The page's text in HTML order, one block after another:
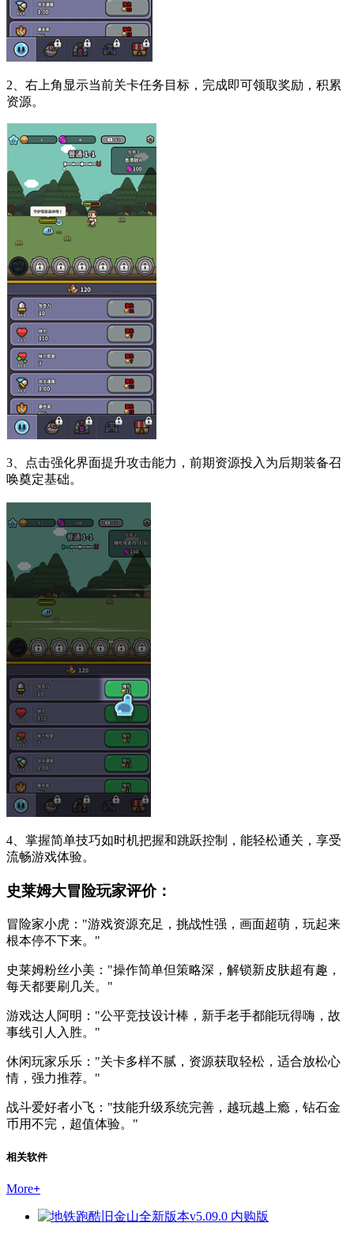
2、右上角显示当前关卡任务目标，完成即可领取奖励，积累
资源。
3、点击强化界面提升攻击能力，前期资源投入为后期装备召
唤奠定基础。
4、掌握简单技巧如时机把握和跳跃控制，能轻松通关，享受
流畅游戏体验。
史莱姆大冒险玩家评价：
冒险家小虎："游戏资源充足，挑战性强，画面超萌，玩起来
根本停不下来。"
史莱姆粉丝小美："操作简单但策略深，解锁新皮肤超有趣，
每天都要刷几关。"
游戏达人阿明："公平竞技设计棒，新手老手都能玩得嗨，故
事线引人入胜。"
休闲玩家乐乐："关卡多样不腻，资源获取轻松，适合放松心
情，强力推荐。"
战斗爱好者小飞："技能升级系统完善，越玩越上瘾，钻石金
币用不完，超值体验。"
相关软件
More+